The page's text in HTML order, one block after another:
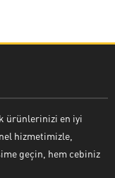
ürünlerinizi en iyi
hizmetimizle,
geçin, hem cebiniz